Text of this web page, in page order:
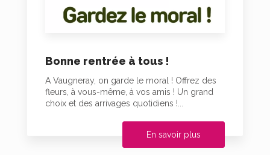
Bonne rentrée à tous !
A Vaugneray, on garde le moral ! Offrez des
fleurs, à vous-même, à vos amis ! Un grand
choix et des arrivages quotidiens !...
En savoir plus